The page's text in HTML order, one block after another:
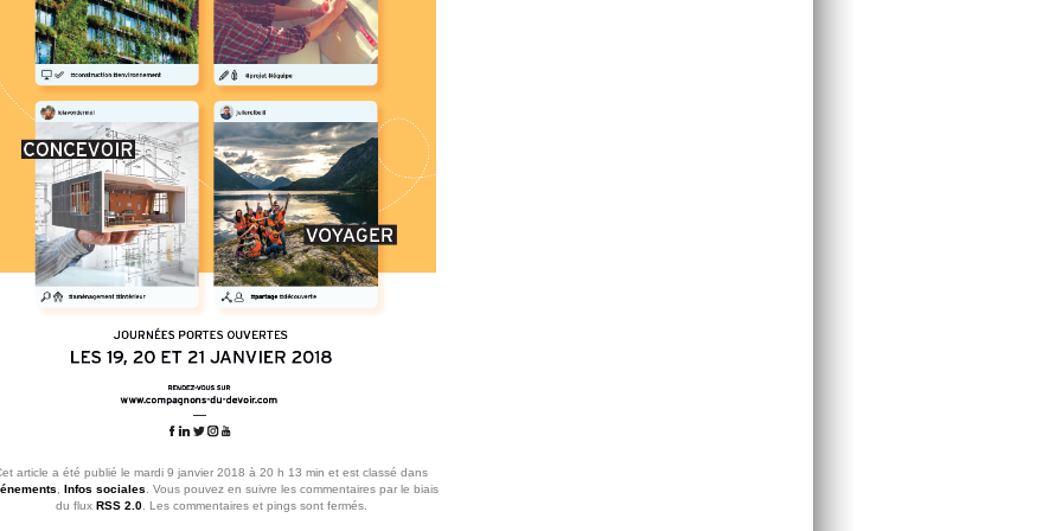
article a été publié le mardi 9 janvier 2018 à 20 h 13 min et est classé dans
Infos sociales . Vous pouvez en suivre les commentaires par le biais
du flux RSS 2.0. Les commentaires et pings sont fermés.